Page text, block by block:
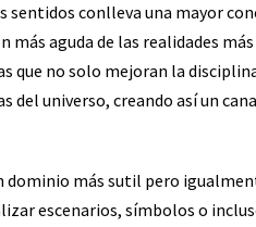
conlleva una mayor
aguda de las realidades
que no solo mejoran la
del universo, creando así un
dominio más sutil pero
escenarios, símbolos o